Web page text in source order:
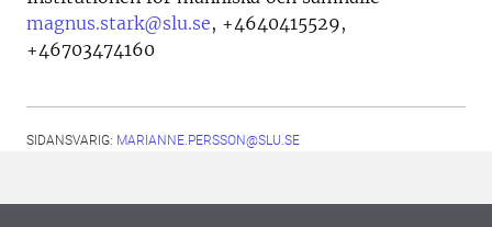
magnus.stark@slu.se, +4640415529,
+46703474160
SIDANSVARIG: MARIANNE.PERSSON@SLU.SE